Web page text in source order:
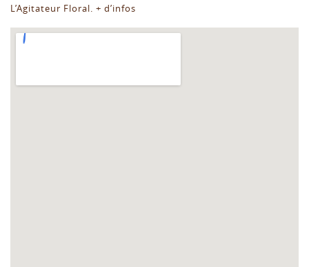
L’Agitateur Floral. + d’infos